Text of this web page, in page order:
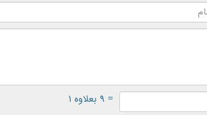
= ۹ بعلاوه ۱